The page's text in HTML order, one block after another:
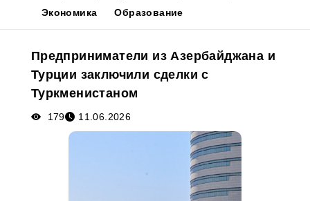
Новости
Медиа
Афиша
Экономика
Образование
Предприниматели из Азербайджана и
Турции заключили сделки с
Туркменистаном
179 11.06.2026